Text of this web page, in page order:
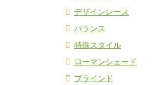
デザインレース
バランス
特殊スタイル
ローマンシェード
ブラインド